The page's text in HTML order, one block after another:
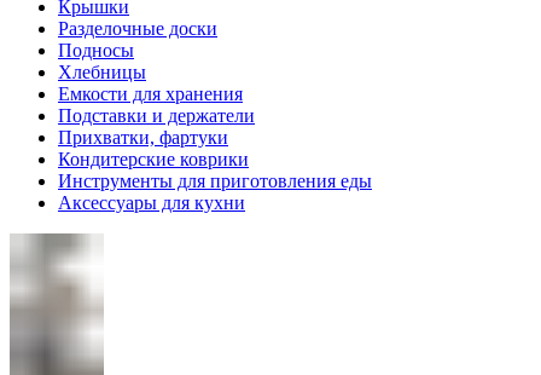
Крышки
Разделочные доски
Подносы
Хлебницы
Емкости для хранения
Подставки и держатели
Прихватки, фартуки
Кондитерские коврики
Инструменты для приготовления еды
Аксессуары для кухни